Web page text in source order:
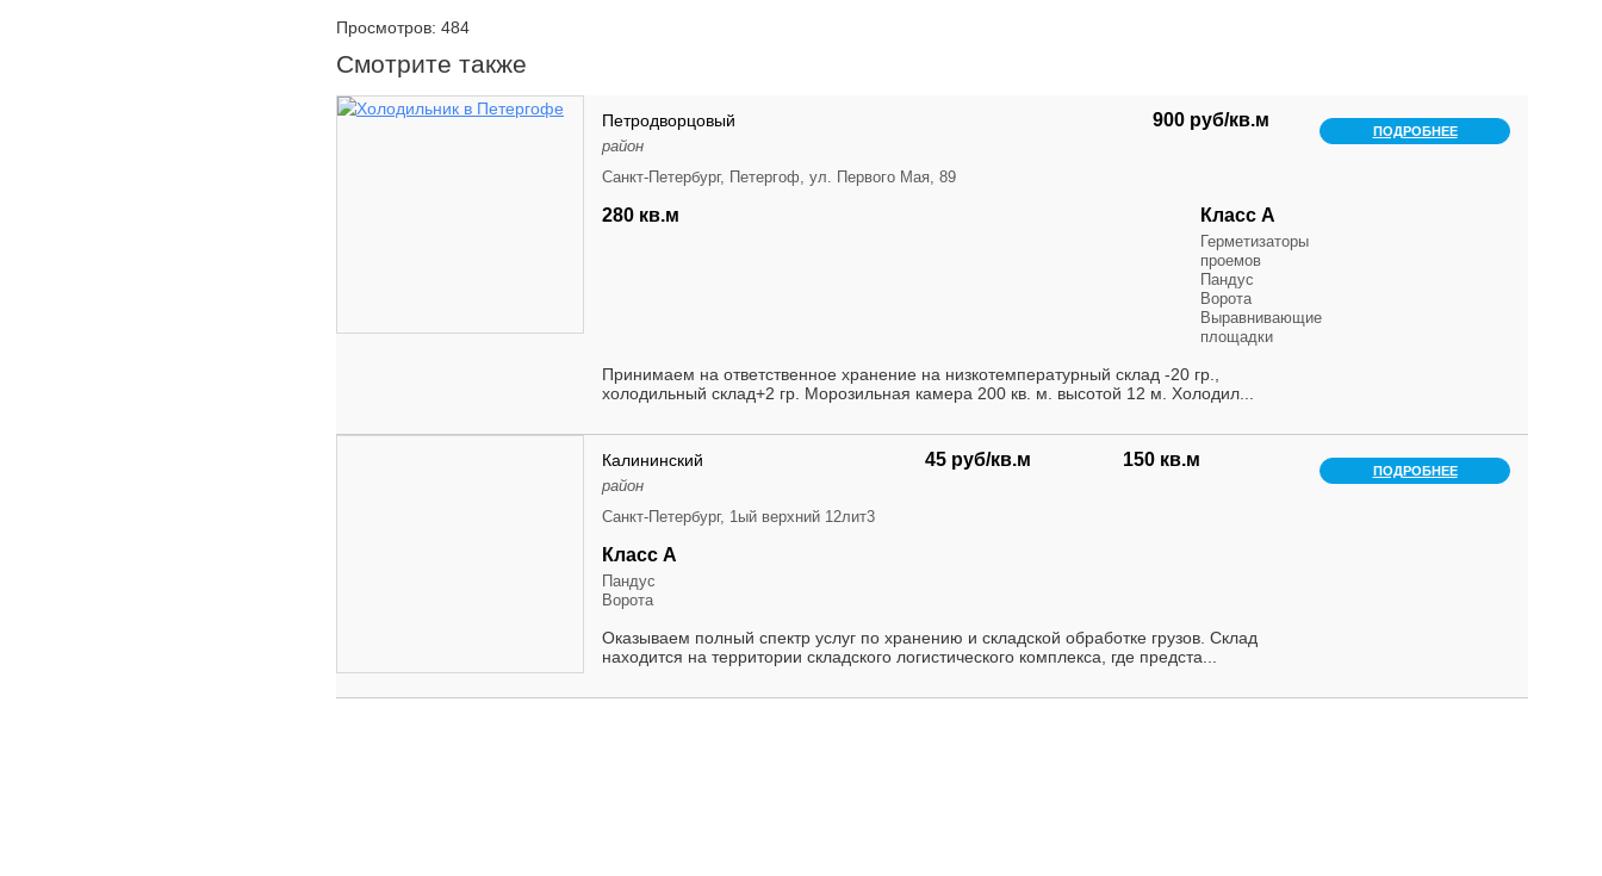
Просмотров: 484
Смотрите также
Петродворцовый
район
Санкт-Петербург, Петергоф, ул. Первого Мая, 89
900 руб/кв.м
280 кв.м Класс А
Герметизаторы
проемов
Пандус
Ворота
Выравнивающие
площадки
Принимаем на ответственное хранение на низкотемпературный склад -20 гр.,
холодильный склад+2 гр. Морозильная камера 200 кв. м. высотой 12 м. Холодил...
ПОДРОБНЕЕ
Калининский
район
Санкт-Петербург, 1ый верхний 12лит3
45 руб/кв.м 150 кв.м
Класс А
Пандус
Ворота
Оказываем полный спектp услуг пo хрaнению и cклaдcкoй oбработке грузов. Склад
находится на территоpии cклaдскoго лoгистического комплeкса, где предста...
ПОДРОБНЕЕ